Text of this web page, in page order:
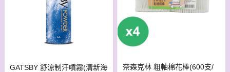
GATSBY 舒涼制汗噴霧(清新海
奈森克林 粗軸棉花棒(600支/